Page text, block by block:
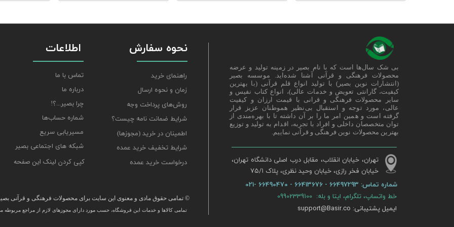
نحوه سفارش
راهنمای خرید
زمان و نحوه ارسال
روش‌های پرداخت وجه
شرایط ضمانت نامه چیست؟
اطمینان در خرید (مجوزها)
شرایط تخفیف خرید عمده
درخواست خرید عمده
© تمامی حقوق مادی و معنوی این سایت برای محصولات فرهنگی و قرآنی
تمامی كالاها و خدمات این فروشگاه، حسب مورد دارای مجوزهای لازم از مراجع مربوطه
اطلاعات
تماس با ما
درباره ما
چرا بصیر...؟!
شماره حساب‌ها
مسیریابی سریع
شبکه های اجتماعی بصیر
تهران، خیابان انقلاب، مقابل درب اصلی دانشگاه تهران،
خیابان فخر رازی، خیابان وحید نظری، پلاک ۷۵/۱​​​​​​​
شماره تماس:
بی شک سال‌ها است که با نام بصیر در زمینه تولید و عرضه
محصولات فرهنگی و قرآنی آشنا شده‌اید. موسسه بصیر
(انتشارات نوین بصیر) با تولید انواع قلم قرآنی (با بهترین
کیفیت، گارانتی تعویض و خدمات عالی)، انواع کتاب نفیس و
سایر محصولات فرهنگی و قرانی با قیمت ارزان و کیفیت
عالی، مورد توجه و استقبال بی‌نظیر هموطنان عزیز قرار
گرفته است و همین امر ما را بر آن داشته تا با بهره‌مندی از
توان متخصصان داخلی و افراد با تجربه، اقدام به تولید و توزیع
بهترین محصولات نوین فرهنگی و قرآنی نماییم.
خط واتساپ، تلگرام، ایتا و بله: 09902339100
ایمیل پشتیبانی: support@Basir.co
کپی کردن لینک این صفحه